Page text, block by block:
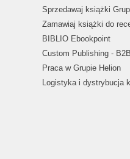
Sprzedawaj książki
Zamawiaj książki do
BIBLIO Ebookpoint
Custom Publishing - B2B
Praca w Grupie Helion
Logistyka i dystrybucja